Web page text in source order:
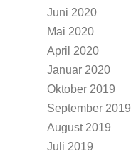
Juni 2020
Mai 2020
April 2020
Januar 2020
Oktober 2019
September 2019
August 2019
Juli 2019